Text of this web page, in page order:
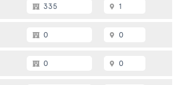
335 1
0 0
0 0